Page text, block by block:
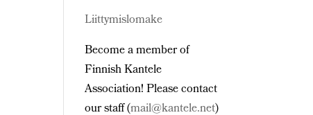
Liittymislomake
Become a member of
Finnish Kantele
Association! Please contact
our staff (mail@kantele.net)